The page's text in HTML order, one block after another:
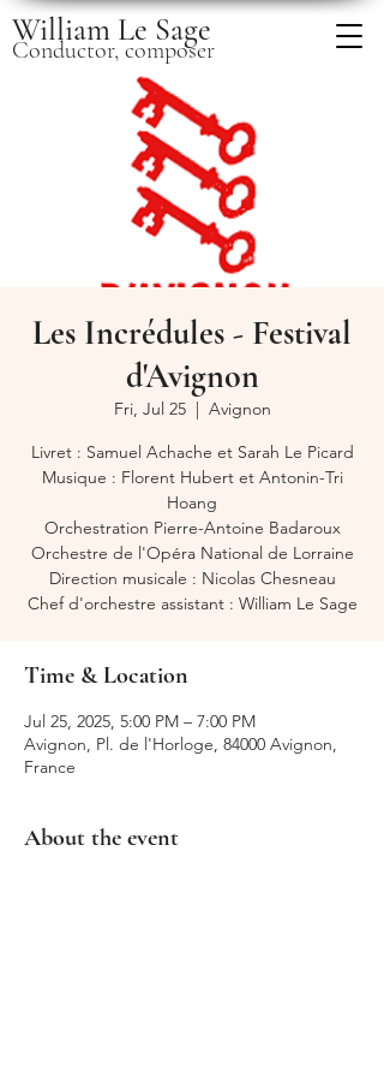
William Le Sage
Conductor, composer
Les Incrédules - Festival
d'Avignon
Fri, Jul 25
  |
Avignon
Livret : Samuel Achache et Sarah Le Picard
Musique : Florent Hubert et Antonin-Tri
Hoang
Orchestration Pierre-Antoine Badaroux
Orchestre de l'Opéra National de Lorraine
Direction musicale : Nicolas Chesneau
Chef d'orchestre assistant : William Le Sage
Time & Location
Jul 25, 2025, 5:00 PM – 7:00 PM
Avignon, Pl. de l'Horloge, 84000 Avignon,
France
About the event